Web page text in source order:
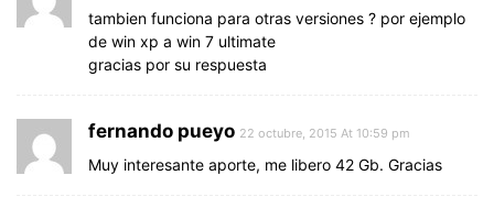
tambien funciona para otras versiones ? por ejemplo
de win xp a win 7 ultimate
gracias por su respuesta
fernando pueyo 22 octubre, 2015 At 10:59 pm
Muy interesante aporte, me libero 42 Gb. Gracias